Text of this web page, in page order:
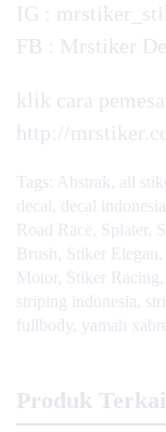
IG :
FB : Mrstiker
klik cara
http://
Tags: Abstrak all
decal
decal indonesia
Road Race
Splater
Brush
Stiker Elegan
Motor
Stiker Racing
striping indonesia
fullbody
yamah
Produk